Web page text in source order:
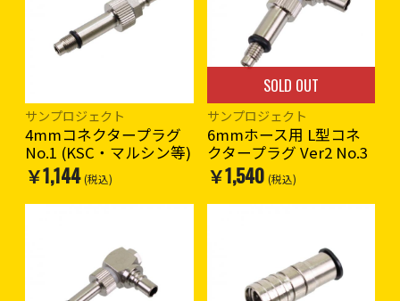
サンプロジェクト
4mmコネクタープラグ
No.1 (KSC・マルシン等)
￥1,144 (税込)
SOLD OUT
サンプロジェクト
6mmホース用 L型コネ
クタープラグ Ver2 No.3
￥1,540 (税込)